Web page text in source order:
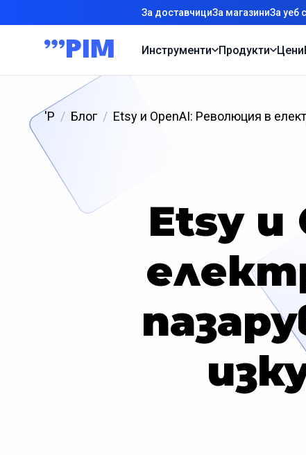
За доставчициЗа магазиниЗа уеб
Инструменти Продукти Цени
'P Блог Etsy и OpenAI: Революция в
Etsy и